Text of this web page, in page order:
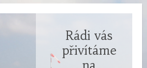
Rádi vás
přivítáme